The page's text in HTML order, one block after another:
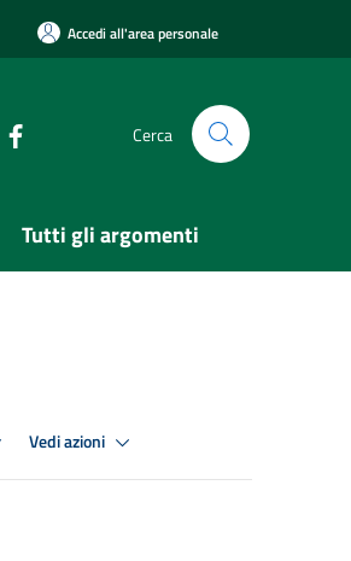
Accedi all'area personale
Cerca
Tutti gli argomenti
Vedi azioni